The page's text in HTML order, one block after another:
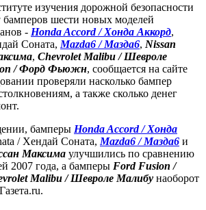
изучения дорожной безопасности
бамперов шести новых моделей
- Honda Accord / Хонда Аккорд,
Соната, Mazda6 / Мазда6, Nissan
, Chevrolet Malibu / Шевроле
/ Форд Фьюжн, сообщается на сайте
проверяли насколько бампер
а также сколько денег
бамперы Honda Accord / Хонда
/ Хендай Соната, Mazda6 / Мазда6 и
Максима улучшились по сравнению
2007 года, а бамперы Ford Fusion /
Malibu / Шевроле Малибу наоборот